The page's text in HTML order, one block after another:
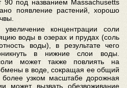
90 под названием Massachusetts
появление растений, хорошо
концентрации соли
воды в озерах и прудах (соль
воды), в результате чего
в нижние слои воды.
может также повлиять на
в воде, сокращая ее общий
узком масштабе дорожная
может вызвать обезвоживание